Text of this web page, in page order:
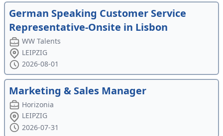
German Speaking Customer Service
Representative-Onsite in Lisbon
WW Talents
LEIPZIG
2026-08-01
Marketing & Sales Manager
Horizonia
LEIPZIG
2026-07-31